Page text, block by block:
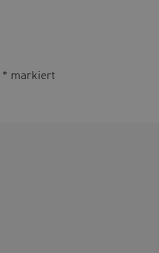
* markiert